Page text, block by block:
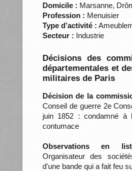
Domicile : Marsanne,
Profession : Menuisier
Type d’activité :
Secteur : Industrie
Décisions des
départementales et
militaires de Paris
Décision de la
Conseil de guerre 2e
juin 1852 : condamné à
contumace
Observations en
Organisateur des
d'une bande qui a fait feu